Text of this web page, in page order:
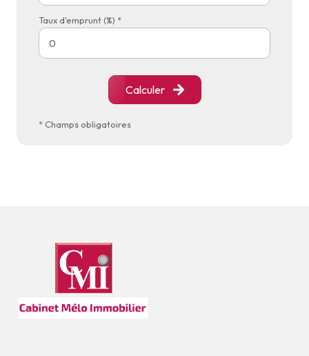
Taux d'emprunt (%) *
Calculer
* Champs obligatoires